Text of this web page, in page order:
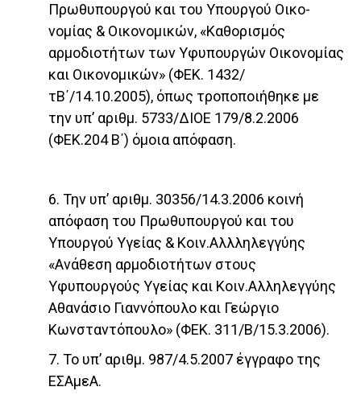
Πρωθυπουργού και του Υπουργού Οικο­
νομίας & Οικονομικών, «Καθορισμός
αρμοδιοτήτων των Υφυπουργών Οικονομίας
και Οικονομικών» (ΦΕΚ. 1432/
τΒ΄/14.10.2005), όπως τροποποιήθηκε με
την υπ’ αριθμ. 5733/ΔΙΟΕ 179/8.2.2006
(ΦΕΚ.204 Β΄) όμοια απόφαση.
6. Την υπ’ αριθμ. 30356/14.3.2006 κοινή
απόφαση του Πρωθυπουργού και του
Υπουργού Υγείας & Κοιν.Αλλληλεγγύης
«Ανάθεση αρμοδιοτήτων στους
Υφυπουργούς Υγείας και Κοιν.Αλληλεγγύης
Αθανάσιο Γιαννόπουλο και Γεώργιο
Κωνσταντόπουλο» (ΦΕΚ. 311/Β/15.3.2006).
7. Το υπ’ αριθμ. 987/4.5.2007 έγγραφο της
ΕΣΑμεΑ.